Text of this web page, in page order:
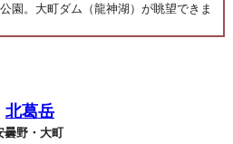
園。大町ダム（龍神湖）が眺望できま
北葛岳
曇野・大町